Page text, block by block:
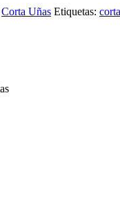
Corta Uñas Etiquetas: